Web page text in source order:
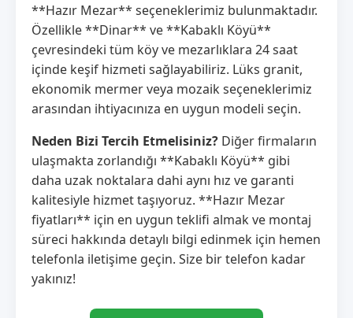
**Hazır Mezar** seçeneklerimiz bulunmaktadır.
Özellikle **Dinar** ve **Kabaklı Köyü**
çevresindeki tüm köy ve mezarlıklara 24 saat
içinde keşif hizmeti sağlayabiliriz. Lüks granit,
ekonomik mermer veya mozaik seçeneklerimiz
arasından ihtiyacınıza en uygun modeli seçin.
Neden Bizi Tercih Etmelisiniz? Diğer firmaların
ulaşmakta zorlandığı **Kabaklı Köyü** gibi
daha uzak noktalara dahi aynı hız ve garanti
kalitesiyle hizmet taşıyoruz. **Hazır Mezar
fiyatları** için en uygun teklifi almak ve montaj
süreci hakkında detaylı bilgi edinmek için hemen
telefonla iletişime geçin. Size bir telefon kadar
yakınız!